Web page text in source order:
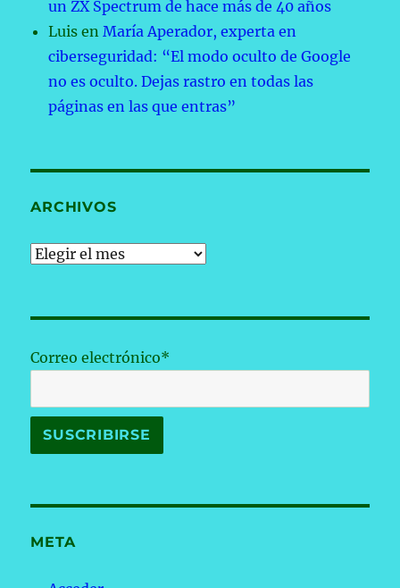
un ZX Spectrum de hace más de 40 años
Luis enMaría Aperador, experta en
ciberseguridad: “El modo oculto de Google
no es oculto. Dejas rastro en todas las
páginas en las que entras”
ARCHIVOS
Archivos
Correo electrónico*
META